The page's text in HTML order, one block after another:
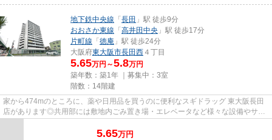
地下鉄中央線 「長田 」駅 徒歩9分
おおさか東線 「高井田中央 」駅 徒歩17分
片町線 「徳庵 」駅 徒歩24分
大阪府東大阪市長田西 ４丁目
5.65万円～5.8万円
築年数：築1年 ｜募集中： 3室
階数：14階建
家から474mのところに、薬や日用品を買うのに便利なスギドラッグ 東大阪長田
店があります◎共用部には敷地内ごみ置き場・エレベータなど様々な設備やサー
ビスが揃っているので便利です◎...
5.65万円